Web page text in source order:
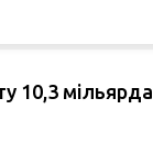
10,3 мільярда